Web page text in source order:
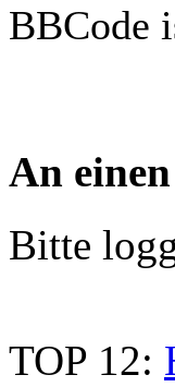
BBCode
An
Bitte
TOP 12: